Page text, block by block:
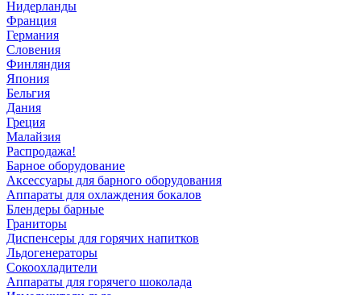
Нидерланды
Франция
Германия
Словения
Финляндия
Япония
Бельгия
Дания
Греция
Малайзия
Распродажа!
Барное оборудование
Аксессуары для барного оборудования
Аппараты для охлаждения бокалов
Блендеры барные
Граниторы
Диспенсеры для горячих напитков
Льдогенераторы
Сокоохладители
Аппараты для горячего шоколада